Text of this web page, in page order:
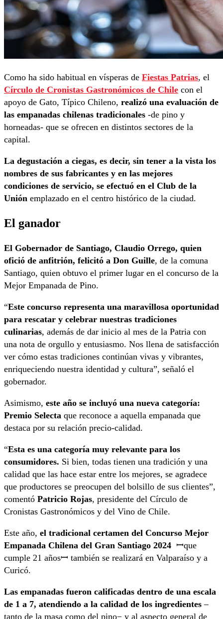
Como ha sido habitual en vísperas de Fiestas Patrias, el
Círculo de Cronistas Gastronómicos de Chile con el
apoyo de Gato, Típico Chileno, realizó una evaluación de
las empanadas chilenas tradicionales -de pino y
horneadas- que se ofrecen en distintos sectores de la
capital.
La degustación a ciegas, es decir, sin tener a la vista los
nombres de sus fabricantes y en las mejores
condiciones de servicio, se efectuó en el Club de la
Unión emplazado en el centro histórico de la ciudad.
El ganador
El Gobernador de Santiago, Claudio Orrego, quien
ofició de anfitrión, felicitó a Don Guille, de la comuna
Santiago, quien obtuvo el primer lugar en el concurso de la
Mejor Empanada de Pino.
“Este concurso representa una maravillosa oportunidad
para rescatar y celebrar nuestras tradiciones
culinarias, además de dar inicio al mes de la Patria con
una nota de orgullo y entusiasmo. Nos llena de satisfacción
ver cómo estas tradiciones continúan vivas y vibrantes,
enriqueciendo nuestra identidad y cultura”, señaló el
gobernador.
Asimismo, este año se incluyó una nueva categoría:
Premio Selecta que reconoce a aquella empanada que
destaca por su relación precio-calidad.
“Esta es una categoría muy relevante para los
consumidores. Si bien, todas tienen una tradición y una
calidad que las hace estar entre los mejores, se agradece
que productores se preocupen del bolsillo de sus clientes”,
comentó Patricio Rojas, presidente del Círculo de
Cronistas Gastronómicos y del Vino de Chile.
Este año, el tradicional certamen del Concurso Mejor
Empanada Chilena del Gran Santiago 2024 ꟷque
cumple 21 añosꟷ también se realizará en Valparaíso y a
Curicó.
Las empanadas fueron calificadas dentro de una escala
de 1 a 7, atendiendo a la calidad de los ingredientes–
tanto de la masa como del pino− y al aspecto general de